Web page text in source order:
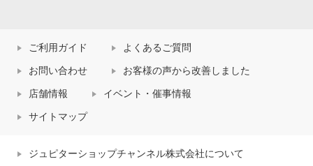
ご利用ガイド よくあるご質問
お問い合わせ お客様の声から改善しました
店舗情報 イベント・催事情報
サイトマップ
ジュピターショップチャンネル株式会社について